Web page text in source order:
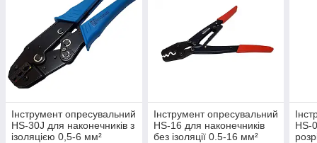
Інструмент опресувальний
HS-30J для наконечників з
ізоляцією 0,5-6 мм²
Інструмент опресувальний
HS-16 для наконечників
без ізоляції 0.5-16 мм²
HS-